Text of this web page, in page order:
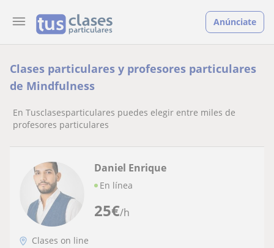
Anúnciate
Clases particulares y profesores particulares
de Mindfulness
En Tusclasesparticulares puedes elegir entre miles de
profesores particulares
25€/h
Daniel Enrique
En línea
Clases on line